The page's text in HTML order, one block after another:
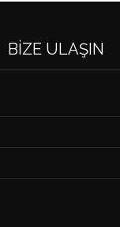
BIZE ULAŞIN